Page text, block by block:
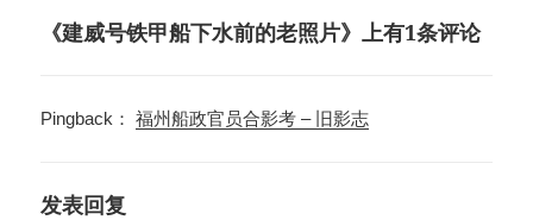
《建威号铁甲船下水前的老照片》上有1条评论
Pingback：福州船政官员合影考 – 旧影志
发表回复